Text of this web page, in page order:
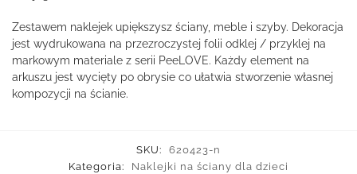
Zestawem naklejek upiększysz ściany, meble i szyby. Dekoracja
jest wydrukowana na przezroczystej folii odklej / przyklej na
markowym materiale z serii PeeLOVE. Każdy element na
arkuszu jest wycięty po obrysie co ułatwia stworzenie własnej
kompozycji na ścianie.
SKU:
620423-n
Kategoria:
Naklejki na ściany dla dzieci